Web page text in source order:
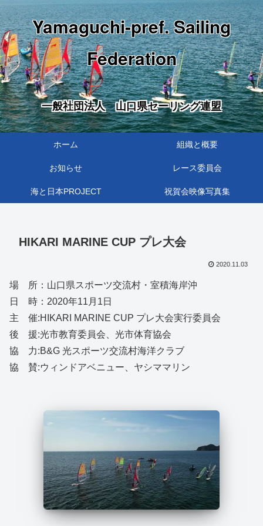
Yamaguchi-pref. Sailing
Federation
一般社団法人 山口県セーリング連盟
ホーム 組織と概要
お知らせ レース委員会
海と日本PROJECT 祝賀会映像写真集
HIKARI MARINE CUP プレ大会
2020.11.03
場 所：山口県スポーツ交流村・室積海岸沖
日 時：2020年11月1日
主 催:HIKARI MARINE CUP プレ大会実行委員会
後 援:光市教育委員会、光市体育協会
協 力:B&G 光スポーツ交流村海洋クラブ
協 賛:ウィンドアベニュー、ヤシママリン